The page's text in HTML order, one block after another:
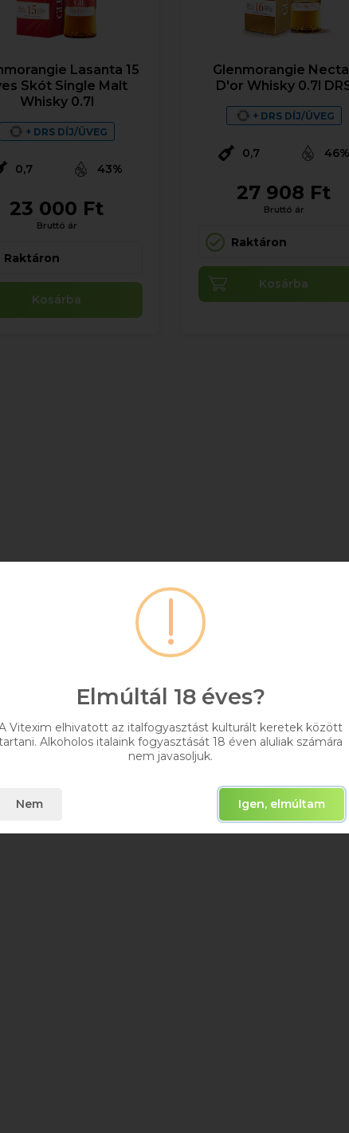
Lasanta 15
Skót Single Malt
Whisky 0.7l
+ DRS DÍJ/ÜVEG
0,7 43%
23 000 Ft
Bruttó ár
Raktáron
Kosárba
Glenmorangie
D'or Whisky 0.7l
+ DRS DÍJ/ÜVEG
0,7 46%
27 908 Ft
Bruttó ár
Raktáron
Kosárba
Elmúltál 18 éves?
Vitexim elhivatott az italfogyasztást kulturált keretek között
Alkoholos italaink fogyasztását 18 éven aluliak számára
nem javasoljuk.
Nem Igen, elmúltam